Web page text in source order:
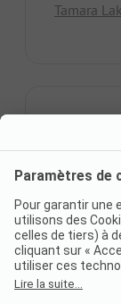
Tamara
Home